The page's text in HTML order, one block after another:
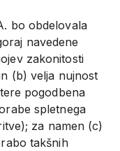
bo obdelovala
navedene
zakonitosti
(b) velja nujnost
pogodbena
spletnega
za namen (c)
takšnih